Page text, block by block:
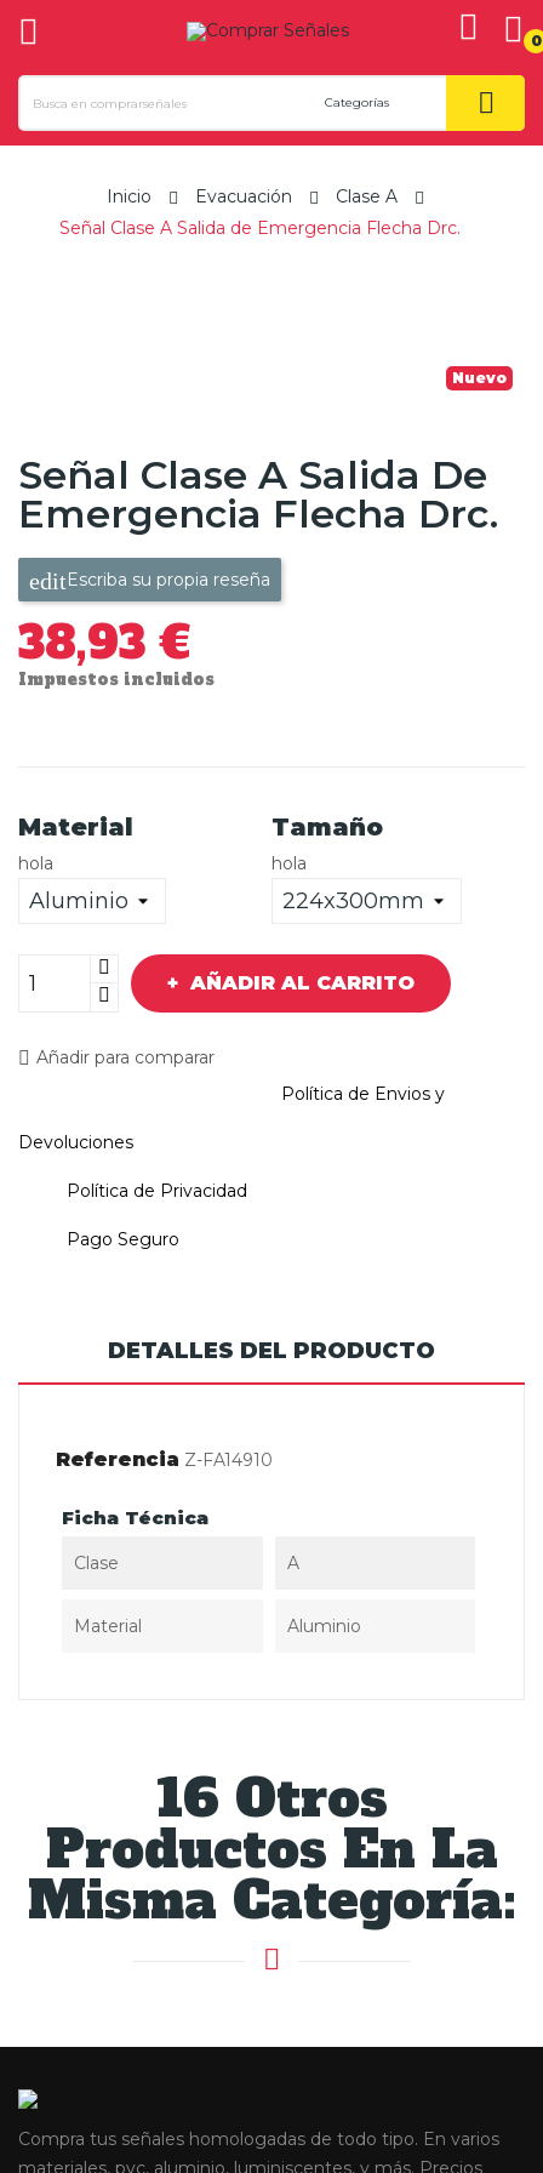
0
Inicio Evacuación
Clase A
Señal Clase A Salida de Emergencia Flecha Drc.
Nuevo
Señal Clase A Salida De
Emergencia Flecha Drc.
Escriba su propia reseña
38,93 €
Impuestos incluidos
Material
hola
Tamaño
hola
AÑADIR AL CARRITO
Añadir para comparar
Política de Envios y
Devoluciones
Política de Privacidad
Pago Seguro
DETALLES DEL PRODUCTO
Referencia Z-FA14910
Ficha Técnica
Clase A
Material Aluminio
16 Otros
Productos En La
Misma Categoría:
Compra tus señales homologadas de todo tipo. En varios
materiales, pvc, aluminio, luminiscentes, y más. Precios